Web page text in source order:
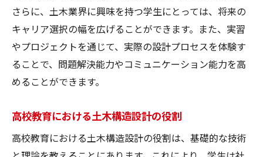
さらに、土木業界に興味を持つ学生にとっては、将来の
キャリア選択の幅を広げることができます。また、実習
やプロジェクトを通じて、実際の設計プロセスを体験す
ることで、問題解決能力やコミュニケーション能力を高
めることができます。
高校教育における土木構造設計の役割
高校教育における土木構造設計の役割は、基礎的な技術